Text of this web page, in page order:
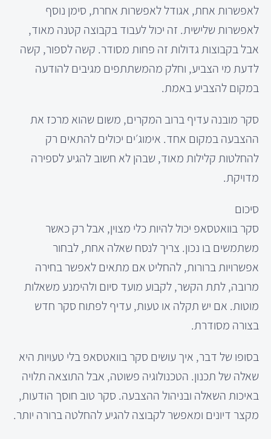
לאפשרות אחת, אגודל לאפשרות אחרת, סימן נוסף
לאפשרות שלישית. זה יכול לעבוד בקבוצה קטנה מאוד,
אבל בקבוצות גדולות זה פחות מסודר. קשה לספור, קשה
לדעת מי הצביע, וחלק מהמשתתפים מגיבים להודעה
במקום להצביע באמת.
סקר מובנה עדיף ברוב המקרים, משום שהוא מרכז את
ההצבעה במקום אחד. אימוג׳ים יכולים להתאים רק
להחלטות קלילות מאוד, שבהן לא חשוב להגיע לספירה
מדויקת.
סיכום
סקר בוואטסאפ יכול להיות כלי מצוין, אבל רק כאשר
משתמשים בו נכון. צריך לנסח שאלה אחת, לבחור
אפשרויות ברורות, להחליט אם מתאים לאפשר בחירה
מרובה, לתת הקשר, לקבוע מועד סיום ולהימנע משאלות
מוטות. אם יש תקלה או טעות, עדיף לפתוח סקר חדש
בצורה מסודרת.
בסופו של דבר, איך עושים סקר בוואטסאפ בלי טעויות היא
שאלה של תכנון. הטכנולוגיה פשוטה, אבל התוצאה תלויה
באיכות השאלה ובניהול ההצבעה. סקר טוב חוסך הודעות,
מקצר דיונים ומאפשר לקבוצה להגיע להחלטה ברורה יותר.